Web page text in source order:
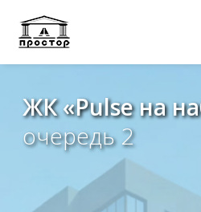
ЖК «Pulse на
очередь 2